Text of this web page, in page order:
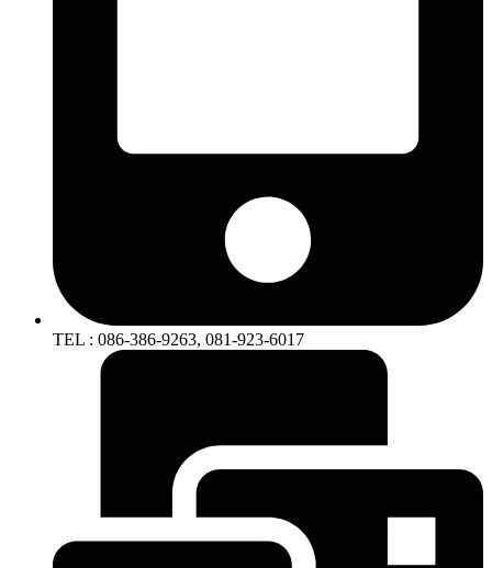
TEL : 086-386-9263, 081-923-6017